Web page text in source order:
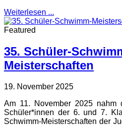
Weiterlesen ...
Featured
35. Schüler-
Meisterschaften
19. November 2025
Am 11. November 2025 nahm
Schüler*innen der 6. und 7.
Schwimm-Meisterschaften der